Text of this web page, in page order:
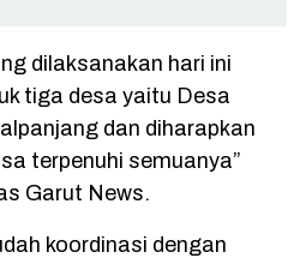
dilaksanakan hari ini
tiga desa yaitu Desa
dan diharapkan
terpenuhi semuanya”
Garut News.
koordinasi dengan